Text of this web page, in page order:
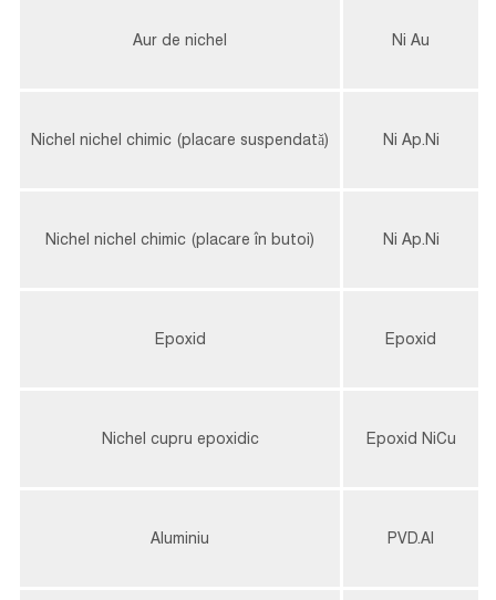
Aur de nichel Ni Au
Nichel nichel chimic (placare suspendată) Ni Ap.Ni
Nichel nichel chimic (placare în butoi) Ni Ap.Ni
Epoxid Epoxid
Nichel cupru epoxidic Epoxid NiCu
Aluminiu PVD.Al